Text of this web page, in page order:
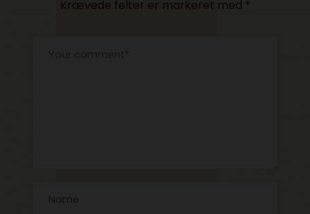
Krævede felter er markeret med *